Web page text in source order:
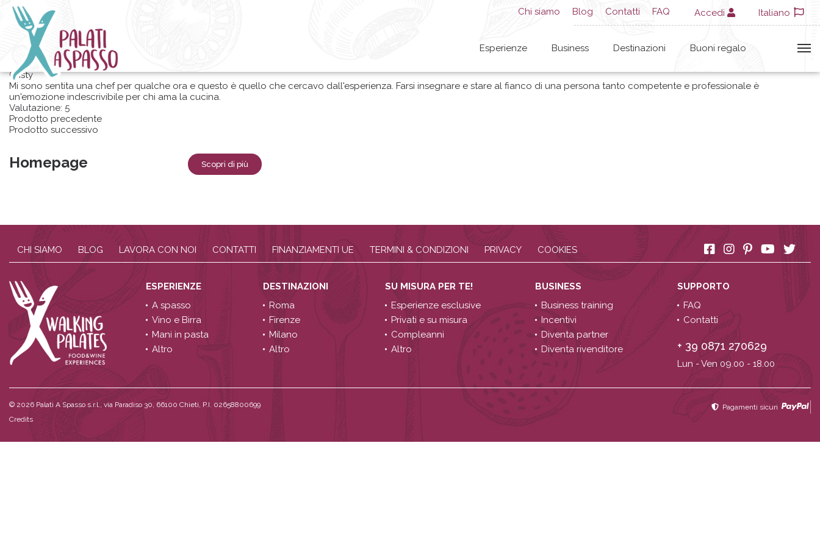
Chi siamo Blog Contatti FAQ Accedi Italiano
Esperienze Business Destinazioni Buoni regalo
Recensioni
Cristy
Cristy
Mi sono sentita una chef per qualche ora e questo è quello che cercavo dall'esperienza. Farsi insegnare e stare al fianco di una persona tanto competente e professionale è
un'emozione indescrivibile per chi ama la cucina.
Valutazione: 5
Prodotto precedente
Prodotto successivo
Homepage Scopri di più
CHI SIAMO BLOG LAVORA CON NOI CONTATTI FINANZIAMENTI UE TERMINI & CONDIZIONI PRIVACY COOKIES
ESPERIENZE
A spasso
Vino e Birra
Mani in pasta
Altro
DESTINAZIONI
Roma
Firenze
Milano
Altro
SU MISURA PER TE!
Esperienze esclusive
Privati e su misura
Compleanni
Altro
BUSINESS
Business training
Incentivi
Diventa partner
Diventa rivenditore
SUPPORTO
FAQ
Contatti
+ 39 0871 270629
Lun - Ven 09.00 - 18.00
© 2026 Palati A Spasso s.r.l., via Paradiso 30, 66100 Chieti, P.I. 02658800699
Credits
Pagamenti sicuri